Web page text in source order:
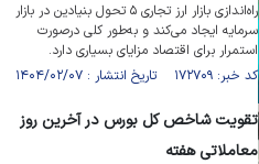
راه‌اندازی بازار ارز تجاری ۵ تحول بنیادین در بازار
سرمایه ایجاد می‌کند و به‌طور کلی درصورت
استمرار برای اقتصاد مزایای بسیاری دارد.
کد خبر: ۱۷۲۷۰۹ تاریخ انتشار : ۱۴۰۴/۰۲/۰۷
تقویت شاخص کل بورس در آخرین روز
معاملاتی هفته